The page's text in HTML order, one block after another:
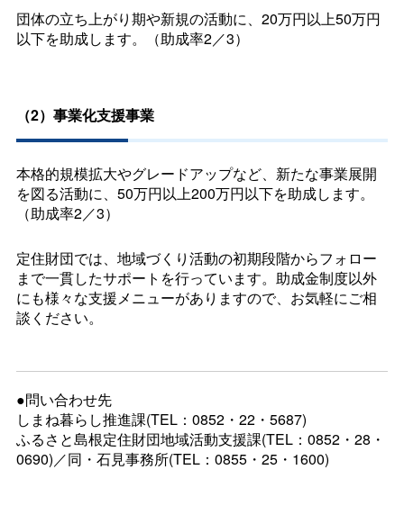
団体の立ち上がり期や新規の活動に、20万円以上50万円
以下を助成します。（助成率2／3）
（2）事業化支援事業
本格的規模拡大やグレードアップなど、新たな事業展開
を図る活動に、50万円以上200万円以下を助成します。
（助成率2／3）
定住財団では、地域づくり活動の初期段階からフォロー
まで一貫したサポートを行っています。助成金制度以外
にも様々な支援メニューがありますので、お気軽にご相
談ください。
●問い合わせ先
しまね暮らし推進課(TEL：0852・22・5687)
ふるさと島根定住財団地域活動支援課(TEL：0852・28・
0690)／同・石見事務所(TEL：0855・25・1600)